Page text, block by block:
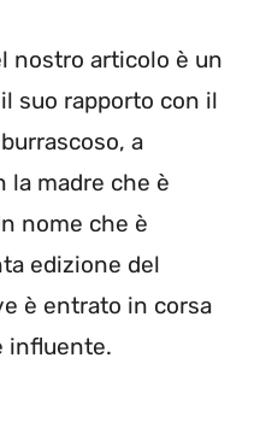
nostro articolo è un
suo rapporto con il
a
la madre che è
nome che è
edizione del
è entrato in corsa
influente.